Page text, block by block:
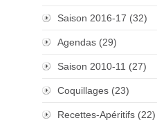
Saison 2016-17 (32)
Agendas (29)
Saison 2010-11 (27)
Coquillages (23)
Recettes-Apéritifs (22)